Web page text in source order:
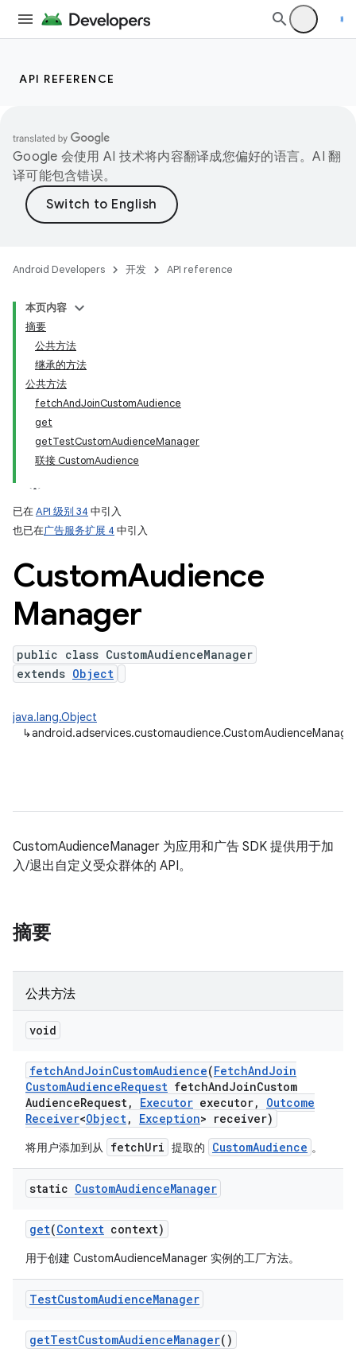
API REFERENCE
Google 会使用 AI 技术将内容翻译成您偏好的语言。AI 翻
译可能包含错误。
Android Developers 开发 API reference
本页内容
摘要
公共方法
继承的方法
公共方法
fetchAndJoinCustomAudience
get
getTestCustomAudienceManager
联接 CustomAudience
已在API 级别 34 中引入
也已在广告服务扩展 4 中引入
CustomAudience
Manager
public class CustomAudienceManager
extends Object
java.lang.Object
↳
CustomAudienceManager 为应用和广告 SDK 提供用于加
入/退出自定义受众群体的 API。
摘要
公共方法
void
fetchAndJoinCustomAudience(FetchAndJoin
CustomAudienceRequest fetchAndJoinCustom
AudienceRequest, Executor executor,
Outcome
Receiver<Object, Exception> receiver)
将用户添加到从 fetchUri 提取的 CustomAudience 。
static CustomAudienceManager
get(Context context)
用于创建 CustomAudienceManager 实例的工厂方法。
TestCustomAudienceManager
getTestCustomAudienceManager()